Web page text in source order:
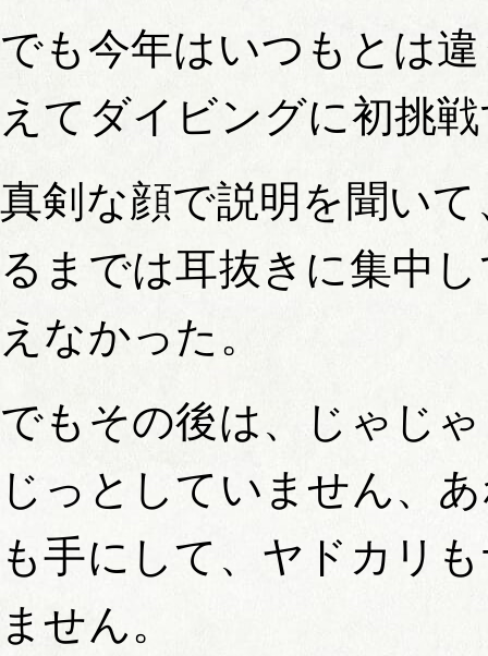
でも今年はいつもとは
えてダイビングに初挑
真剣な顔で説明を聞い
るまでは耳抜きに集中
えなかった。
でもその後は、じゃじ
じっとしていません、
も手にして、ヤドカリ
ません。